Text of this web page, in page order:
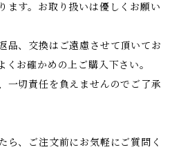
ます。お取り扱いは優しくお願い
品、交換はご遠慮させて頂いてお
くお確かめの上ご購入下さい。
一切責任を負えませんのでご了承
ら、ご注文前にお気軽にご質問く